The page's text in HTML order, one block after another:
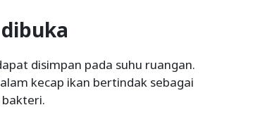
disimpan pada suhu ruangan.
kecap ikan bertindak sebagai